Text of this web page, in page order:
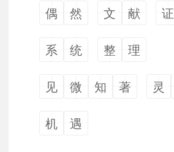
偶 然 文 献 证
系 统 整 理
见 微 知 著 灵
机 遇